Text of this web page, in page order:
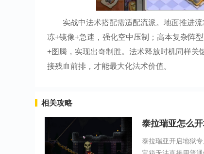
实战中法术搭配需适配流派。地面推进
冻+镜像+急速，强化空中压制；高本复杂阵
+图腾，实现出奇制胜。法术释放时机同样
接残血前排，才能最大化法术价值。
相关攻略
泰拉瑞亚怎么
泰拉瑞亚开启地狱